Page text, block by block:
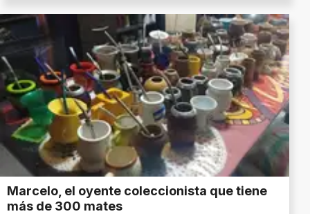
Marcelo, el oyente coleccionista que tiene
más de 300 mates